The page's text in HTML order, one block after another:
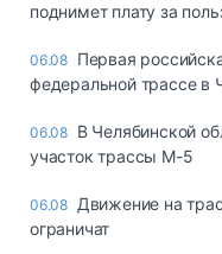
поднимет плату за
06.08 Первая
федеральной трассе в
06.08 В Челябинской
участок трассы М-5
06.08 Движение на
ограничат